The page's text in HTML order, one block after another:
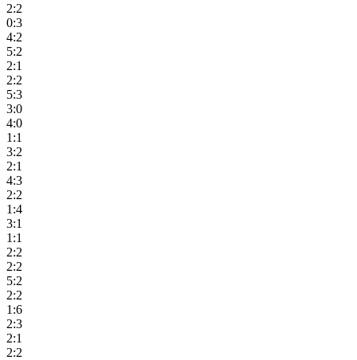
2:2
0:3
4:2
5:2
2:1
2:2
5:3
3:0
4:0
1:1
3:2
2:1
4:3
2:2
1:4
3:1
1:1
2:2
2:2
5:2
2:2
1:6
2:3
2:1
2:2